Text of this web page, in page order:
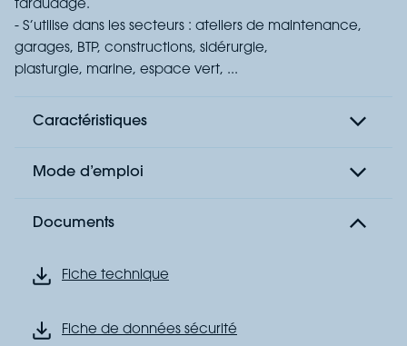
taraudage.
- S’utilise dans les secteurs : ateliers de maintenance,
garages, BTP, constructions, sidérurgie,
plasturgie, marine, espace vert, ...
Caractéristiques
Mode d’emploi
Documents
Fiche technique
Fiche de données sécurité